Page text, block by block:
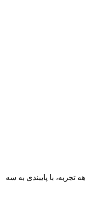
با پایبندی به سه